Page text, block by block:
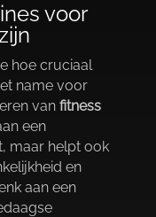
voor
hoe cruciaal
name voor
van fitness
een
maar helpt ook
en
aan een